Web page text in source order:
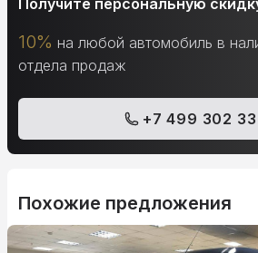
Получите персональную
10% на любой автомобиль в
отдела продаж
+7 499 302
Похожие предложения